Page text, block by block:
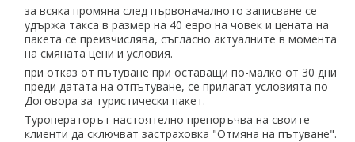
за всяка промяна след първоначалното записване се
удържа такса в размер на 40 евро на човек и цената на
пакета се преизчислява, съгласно актуалните в момента
на смяната цени и условия.
при отказ от пътуване при оставащи по-малко от 30 дни
преди датата на отпътуване, се прилагат условията по
Договора за туристически пакет.
Туроператорът настоятелно препоръчва на своите
клиенти да сключват застраховка "Отмяна на пътуване".